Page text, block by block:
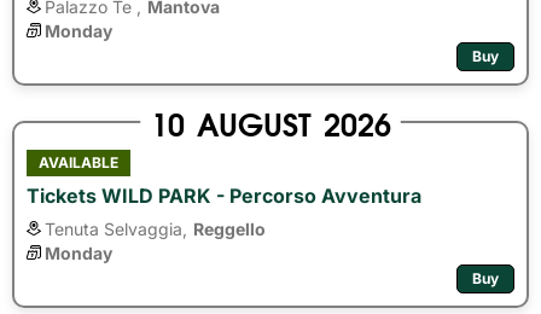
Palazzo Te ,
Mantova
Monday
Buy
10 AUGUST 2026
AVAILABLE
Tickets WILD PARK - Percorso Avventura
Tenuta Selvaggia,
Reggello
Monday
Buy